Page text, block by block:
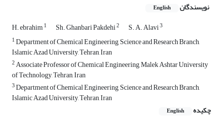
نویسندگان English
H. ebrahim1 Sh. Ghanbari Pakdehi2 S. A. Alavi3
1Department of Chemical Engineering, Science and Research Branch,
Islamic Azad University, Tehran, Iran
2Associate Professor of Chemical Engineering, Malek Ashtar University
of Technology, Tehran, Iran
3Department of Chemical Engineering, Science and Research Branch,
Islamic Azad University, Tehran, Iran
چکیده
English